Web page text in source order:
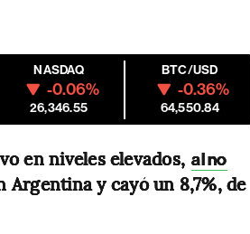
NASDAQ
-0.06%
26,346.55
BTC/USD
-0.36%
64,550.84
en niveles elevados, al no
Argentina y cayó un 8,7%, de